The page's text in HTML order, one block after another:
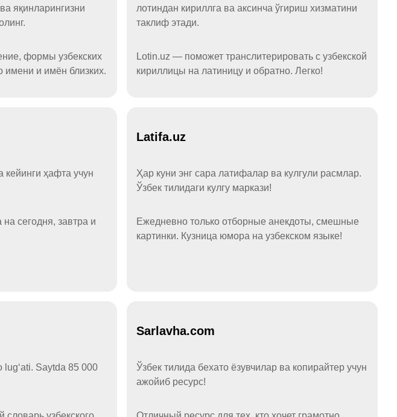
яқинларингизни
формы узбекских
имени и имён близких.
лотиндан кириллга ва аксинча ўгириш хизматини
таклиф этади.
Lotin.uz — поможет транслитерировать с узбекской
кириллицы на латиницу и обратно. Легко!
кейинги ҳафта учун
сегодня, завтра и
Latifa.uz
Ҳар куни энг сара латифалар ва кулгули расмлар.
Ўзбек тилидаги кулгу маркази!
Ежедневно только отборные анекдоты, смешные
картинки. Кузница юмора на узбекском языке!
lugʻati. Saytda 85 000
Sarlavha.com
Ўзбек тилида бехато ёзувчилар ва копирайтер учун
ажойиб ресурс!